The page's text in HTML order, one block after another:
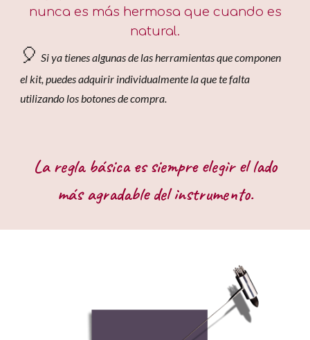
nunca es más hermosa que cuando es
natural.
🎈 Si ya tienes algunas de las herramientas que componen
el kit, puedes adquirir individualmente la que te falta
utilizando los botones de compra.
La regla básica es siempre elegir el lado
más agradable del instrumento.